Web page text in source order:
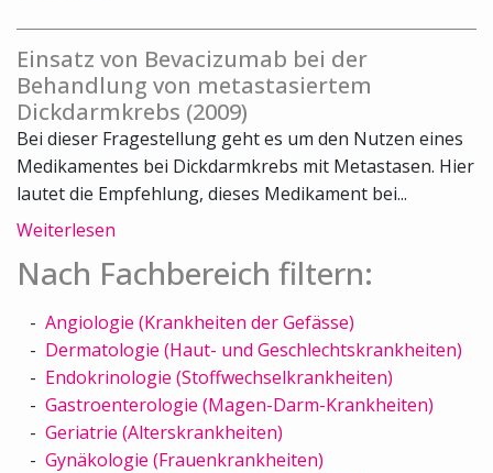
Einsatz von Bevacizumab bei der
Behandlung von metastasiertem
Dickdarmkrebs (2009)
Bei dieser Fragestellung geht es um den Nutzen eines
Medikamentes bei Dickdarmkrebs mit Metastasen. Hier
lautet die Empfehlung, dieses Medikament bei...
Weiterlesen
Nach Fachbereich filtern:
Angiologie (Krankheiten der Gefässe)
Dermatologie (Haut- und Geschlechtskrankheiten)
Endokrinologie (Stoffwechselkrankheiten)
Gastroenterologie (Magen-Darm-Krankheiten)
Geriatrie (Alterskrankheiten)
Gynäkologie (Frauenkrankheiten)